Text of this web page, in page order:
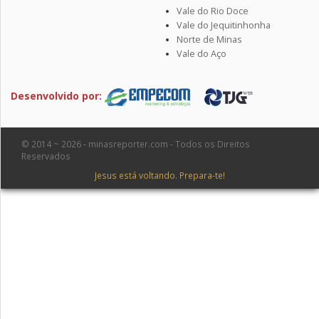
Vale do Rio Doce
Vale do Jequitinhonha
Norte de Minas
Vale do Aço
Desenvolvido por:
© 2014 ~ 2026 - minasreporter.com - Todos os Direitos
Reservados
Jesus está voltando. Prepara-te!